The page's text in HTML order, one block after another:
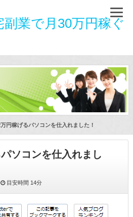
業で月30万円稼ぐ
円稼げるパソコンを仕入れました！
ソコンを仕入れまし
目安時間 14分